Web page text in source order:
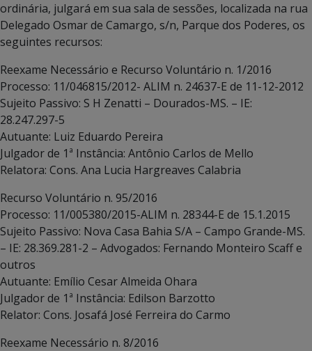
ordinária, julgará em sua sala de sessões, localizada na rua
Delegado Osmar de Camargo, s/n, Parque dos Poderes, os
seguintes recursos:
Reexame Necessário e Recurso Voluntário n. 1/2016
Processo: 11/046815/2012- ALIM n. 24637-E de 11-12-2012
Sujeito Passivo: S H Zenatti – Dourados-MS. – IE:
28.247.297-5
Autuante: Luiz Eduardo Pereira
Julgador de 1ª Instância: Antônio Carlos de Mello
Relatora: Cons. Ana Lucia Hargreaves Calabria
Recurso Voluntário n. 95/2016
Processo: 11/005380/2015-ALIM n. 28344-E de 15.1.2015
Sujeito Passivo: Nova Casa Bahia S/A – Campo Grande-MS.
– IE: 28.369.281-2 – Advogados: Fernando Monteiro Scaff e
outros
Autuante: Emílio Cesar Almeida Ohara
Julgador de 1ª Instância: Edilson Barzotto
Relator: Cons. Josafá José Ferreira do Carmo
Reexame Necessário n. 8/2016